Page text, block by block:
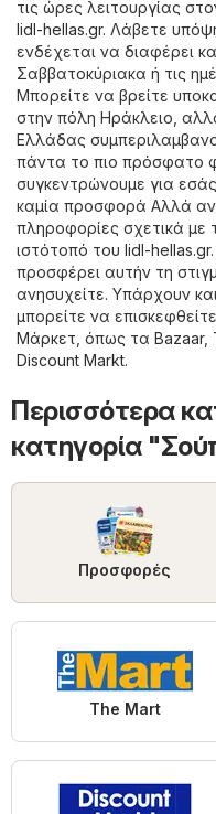
τις ώρες λειτουργίας
lidl-hellas.gr. Λάβετε
ενδέχεται να διαφέρει
Σαββατοκύριακα ή τις
Μπορείτε να βρείτε
στην πόλη Ηράκλειο,
Ελλάδας
πάντα το πιο πρόσφατο
συγκεντρώνουμε για
καμία προσφορά Αλλά
πληροφορίες σχετικά με
ιστότοπό του lidl-hellas.gr
προσφέρει αυτήν τη
ανησυχείτε. Υπάρχουν
μπορείτε να
Μάρκετ , όπως τα Bazaar,
Discount Markt.
Περισσότερα
κατηγορία
Προσφορές
The Mart